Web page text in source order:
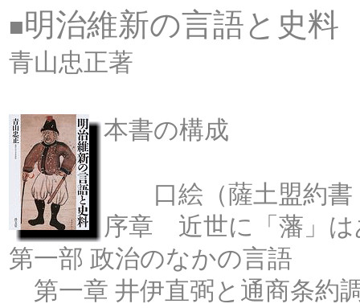
■明治維新の言語と史料
青山忠正著
本書の構成
口絵（薩土盟約書
序章 近世に「藩」は
第一部 政治のなかの言語
第一章 井伊直弼と通商条約